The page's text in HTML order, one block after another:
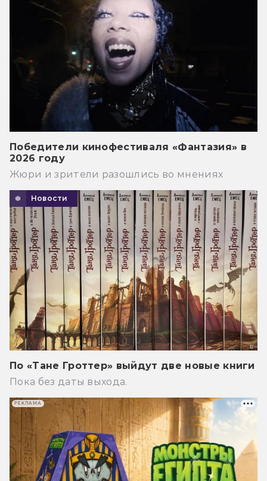
Победители кинофестиваля «Фантазия» в
2026 году
Жюри и зрители разошлись во мнениях
Новости
По «Тане Гроттер» выйдут две новые книги
Пока без даты выхода.
РЕКЛАМА